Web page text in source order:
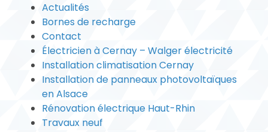
Actualités
Bornes de recharge
Contact
Électricien à Cernay – Walger électricité
Installation climatisation Cernay
Installation de panneaux photovoltaïques
en Alsace
Rénovation électrique Haut-Rhin
Travaux neuf